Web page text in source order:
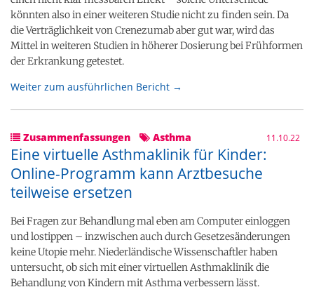
könnten also in einer weiteren Studie nicht zu finden sein. Da
die Verträglichkeit von Crenezumab aber gut war, wird das
Mittel in weiteren Studien in höherer Dosierung bei Frühformen
der Erkrankung getestet.
Weiter zum ausführlichen Bericht →
Zusammenfassungen Asthma 11.10.22
Eine virtuelle Asthmaklinik für Kinder:
Online-Programm kann Arztbesuche
teilweise ersetzen
Bei Fragen zur Behandlung mal eben am Computer einloggen
und lostippen – inzwischen auch durch Gesetzesänderungen
keine Utopie mehr. Niederländische Wissenschaftler haben
untersucht, ob sich mit einer virtuellen Asthmaklinik die
Behandlung von Kindern mit Asthma verbessern lässt.